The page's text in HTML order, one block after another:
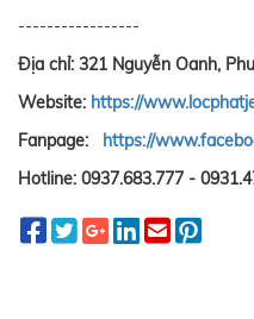
-----------------
Địa chỉ: 321 Nguyễn Oanh,
Website: https://
Fanpage: https://
Hotline: 0937.683.777 -